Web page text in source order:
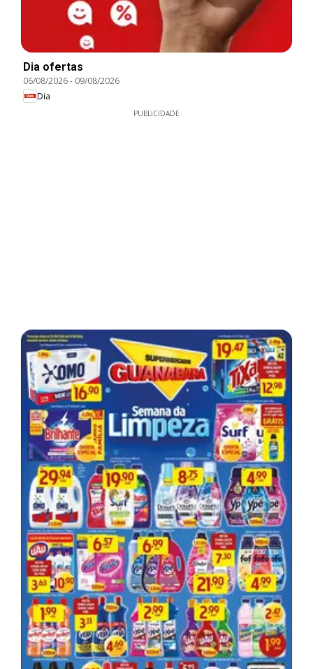
Dia ofertas
06/08/2026- 09/08/2026
Dia
PUBLICIDADE